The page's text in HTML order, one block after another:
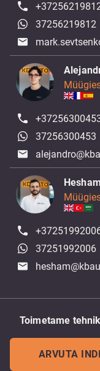
37256219812
37256300453
37251992006
Toimetame
ARVUTA